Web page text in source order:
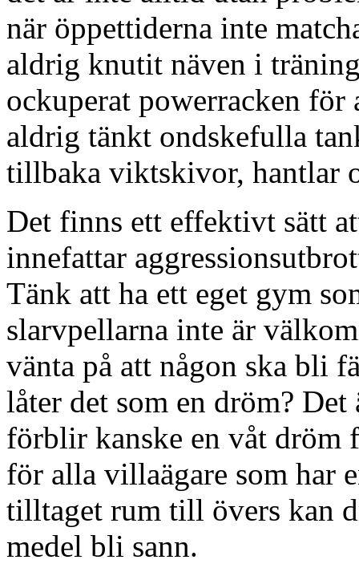
när öppettiderna inte
aldrig knutit näven i
ockuperat powerracken för
aldrig tänkt ondskefulla
tillbaka viktskivor, hantlar
Det finns ett effektivt sätt
innefattar
Tänk att ha ett eget gym
slarvpellarna inte är
vänta på att någon ska bli
låter det som en dröm?
förblir kanske en våt dröm
för alla villaägare som har
tilltaget rum till övers kan
medel bli sann.